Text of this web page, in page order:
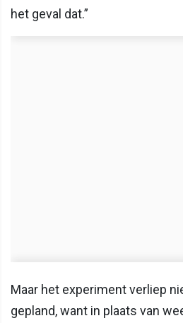
het geval dat.”
Maar het experiment verliep
gepland, want in plaats van